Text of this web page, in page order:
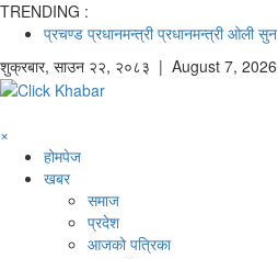
TRENDING :
प्रचण्ड प्रधानमन्त्री प्रधानमन्त्री ओली सुन
शुक्रबार, साउन २२, २०८३ | August 7, 2026
×
होमपेज
खबर
समाज
प्रदेश
आजको पत्रिका